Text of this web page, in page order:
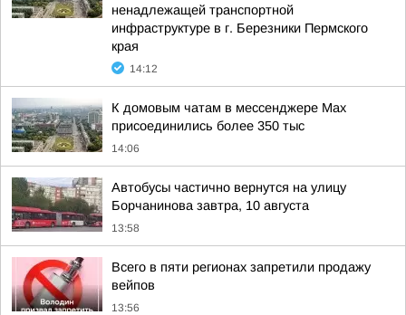
ненадлежащей транспортной
инфраструктуре в г. Березники Пермского
края
14:12
К домовым чатам в мессенджере Max
присоединились более 350 тыс
14:06
Автобусы частично вернутся на улицу
Борчанинова завтра, 10 августа
13:58
Всего в пяти регионах запретили продажу
вейпов
13:56